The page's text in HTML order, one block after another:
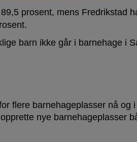
prosent, mens Fredrikstad
barn ikke går i barnehage i
flere barnehageplasser nå og
nye barnehageplasser